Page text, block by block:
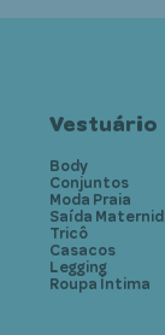
Vestuário
Body
Conjuntos
Moda Praia
Saída
Tricô
Casacos
Legging
Roupa Íntima